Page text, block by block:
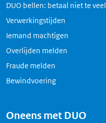
DUO bellen: betaal niet te veel
Verwerkingstijden
Iemand machtigen
Overlijden melden
Fraude melden
Bewindvoering
Oneens met DUO